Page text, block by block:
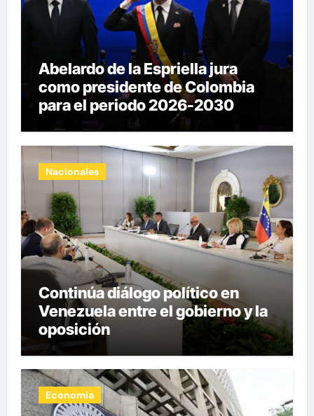
Abelardo de la Espriella jura
como presidente de Colombia
para el periodo 2026-2030
Nacionales
Continúa diálogo político en
Venezuela entre el gobierno y la
oposición
Economía